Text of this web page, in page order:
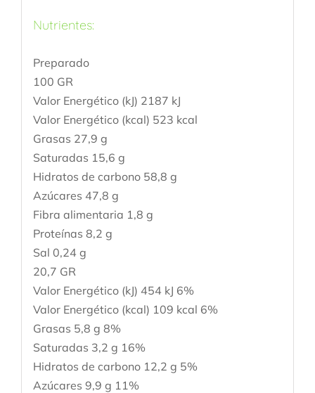
Nutrientes:
Preparado
100 GR
Valor Energético (kJ) 2187 kJ
Valor Energético (kcal) 523 kcal
Grasas 27,9 g
Saturadas 15,6 g
Hidratos de carbono 58,8 g
Azúcares 47,8 g
Fibra alimentaria 1,8 g
Proteínas 8,2 g
Sal 0,24 g
20,7 GR
Valor Energético (kJ) 454 kJ 6%
Valor Energético (kcal) 109 kcal 6%
Grasas 5,8 g 8%
Saturadas 3,2 g 16%
Hidratos de carbono 12,2 g 5%
Azúcares 9,9 g 11%